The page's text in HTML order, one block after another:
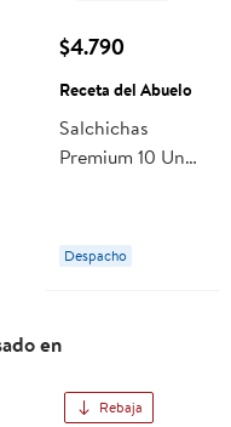
$4.790
Receta del Abuelo
Salchichas
Premium 10 Un
Abuelo
Despacho
en
Rebaja